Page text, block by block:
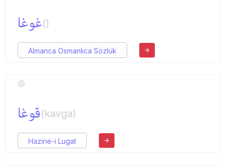
غوغا()
Almanca Osmanlıca Sözlük
قوغا(kavga)
Hazine-i Lugat